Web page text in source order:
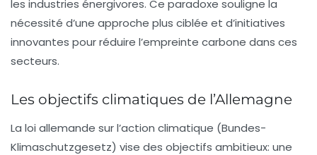
les industries énergivores. Ce paradoxe souligne la
nécessité d’une approche plus ciblée et d’initiatives
innovantes pour réduire l’empreinte carbone dans ces
secteurs.
Les objectifs climatiques de l’Allemagne
La loi allemande sur l’action climatique (Bundes-
Klimaschutzgesetz) vise des objectifs ambitieux: une